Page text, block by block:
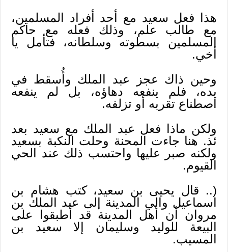
هذا فعل سعيد مع أحد أفراد المسلمين،
مع طالب علم، وذلك فعله مع حاكم
المسلمين بسطوته وسلطانه، فتأمل يا
أخي.
وحين ذاك عجز عبد الملك وأُسقط في
يده، فلم ينفعه دهاؤه، بل لم ينفعه
اصطناع تقربه أو تزلفه.
ولكن ماذا فعل عبد الملك مع سعيد بعد
ئذ. هنا جاءت المحنة وحلت النكبة بسعيد
ولكنه صبر عليها واحتسب ذلك عند الحي
القيوم.
(.. قال يحيى بن سعيد، كتب هشام بن
اسماعيل والي المدينة إلى عبد الملك بن
مروان أن أهل المدينة قد أطبقوا على
البيعة للوليد وسليمان إلا سعيد بن
المسيب.